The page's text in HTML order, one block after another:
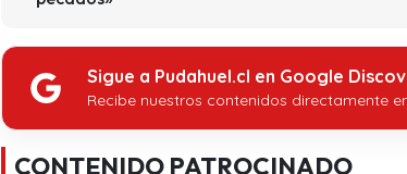
Sigue a Pudahuel.cl en Google
Recibe nuestros contenidos directamente
CONTENIDO PATROCINADO